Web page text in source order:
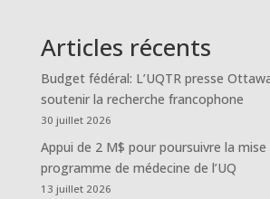
Articles récents
Budget fédéral: L’UQTR presse
soutenir la recherche francophone
30 juillet 2026
Appui de 2 M$ pour poursuivre la
programme de médecine de l’UQ
13 juillet 2026